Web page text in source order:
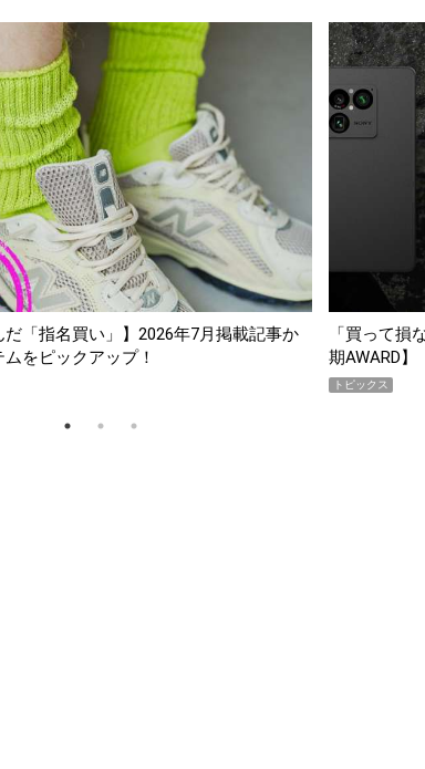
だ「指名買い」】2026年7月掲載記事か
をピックアップ！
「買って損
期AWARD】
トピックス